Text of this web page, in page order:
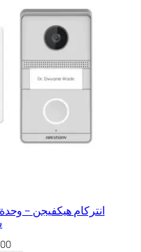
انتركام هيكفيجن –